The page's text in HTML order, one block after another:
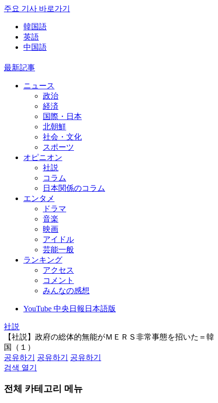
주요 기사 바로가기
韓国語
英語
中国語
最新記事
ニュース
政治
経済
国際・日本
北朝鮮
社会・文化
スポーツ
オピニオン
社説
コラム
日本関係のコラム
エンタメ
ドラマ
音楽
映画
アイドル
芸能一般
ランキング
アクセス
コメント
みんなの感想
YouTube 中央日報日本語版
社説
【社説】政府の総体的無能がＭＥＲＳ非常事態を招いた＝韓
国（１）
공유하기
공유하기
공유하기
검색 열기
전체 카테고리 메뉴